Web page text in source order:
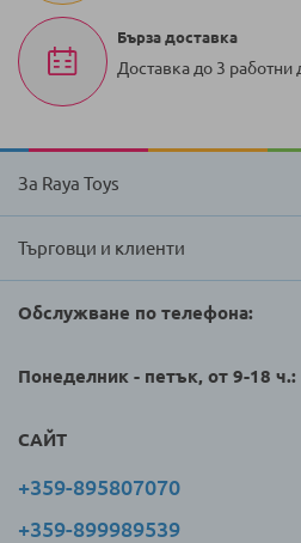
Бърза доставка
Доставка до 3 работни
За Raya Toys
Търговци и клиенти
Обслужване по телефона:
Понеделник - петък, от 9-18 ч.:
САЙТ
+359-895807070
+359-899989539